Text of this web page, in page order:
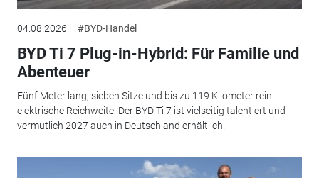
04.08.2026 #BYD-Handel
BYD Ti 7 Plug-in-Hybrid: Für Familie und
Abenteuer
Fünf Meter lang, sieben Sitze und bis zu 119 Kilometer rein
elektrische Reichweite: Der BYD Ti 7 ist vielseitig talentiert und
vermutlich 2027 auch in Deutschland erhältlich.